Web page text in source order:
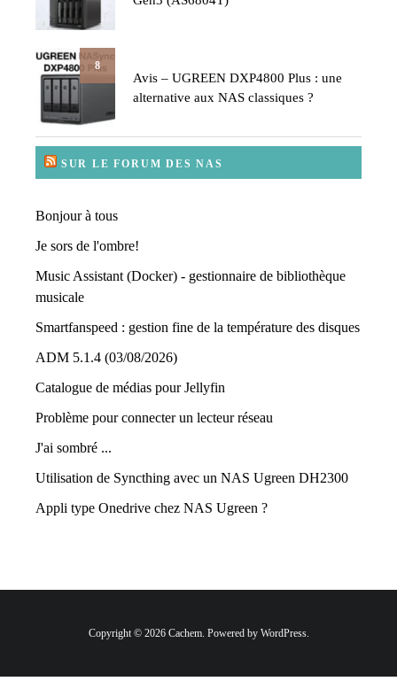
8
Avis – UGREEN DXP4800 Plus : une
alternative aux NAS classiques ?
SUR LE FORUM DES NAS
Bonjour à tous
Je sors de l'ombre!
Music Assistant (Docker) - gestionnaire de bibliothèque
musicale
Smartfanspeed : gestion fine de la température des disques
ADM 5.1.4 (03/08/2026)
Catalogue de médias pour Jellyfin
Problème pour connecter un lecteur réseau
J'ai sombré ...
Utilisation de Syncthing avec un NAS Ugreen DH2300
Appli type Onedrive chez NAS Ugreen ?
Copyright © 2026 Cachem. Powered by WordPress.